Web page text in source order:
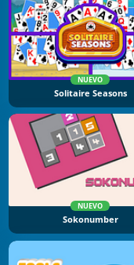
NUEVO
Solitaire Seasons
NUEVO
Sokonumber